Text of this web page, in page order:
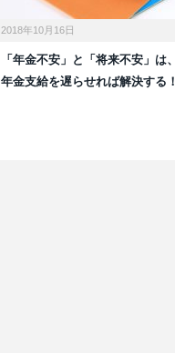
2018年10月16日
「年金不安」と「将来不安」は、
年金支給を遅らせれば解決する！